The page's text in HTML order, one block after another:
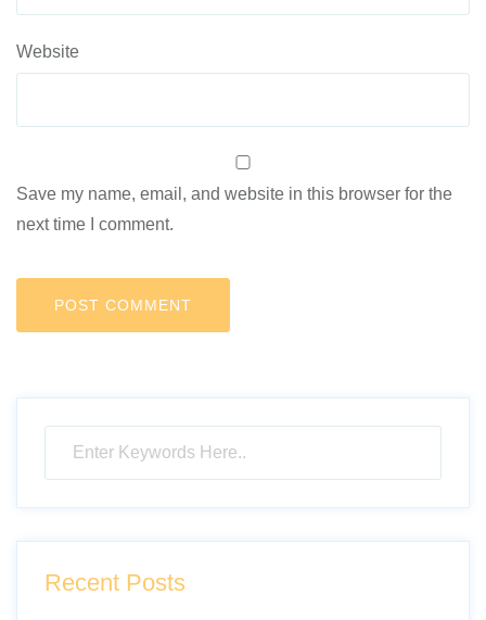
Website
Save my name, email, and website in this browser for the
next time I comment.
Recent Posts